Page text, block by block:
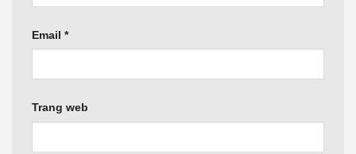
Email *
Trang web